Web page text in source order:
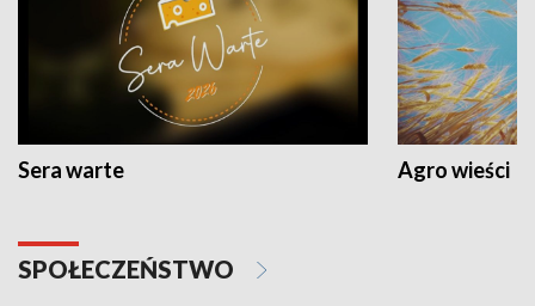
Sera warte Agro wieści
SPOŁECZEŃSTWO